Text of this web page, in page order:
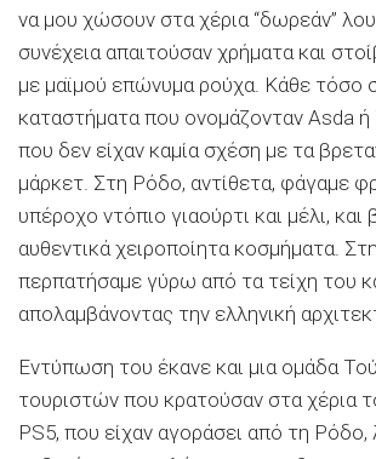
να μου χώσουν στα χέρια “δωρεάν”
συνέχεια απαιτούσαν χρήματα και
με μαϊμού επώνυμα ρούχα. Κάθε τόσο
καταστήματα που ονομάζονταν Asda
που δεν είχαν καμία σχέση με τα
μάρκετ. Στη Ρόδο, αντίθετα, φάγαμε
υπέροχο ντόπιο γιαούρτι και μέλι, και
αυθεντικά χειροποίητα κοσμήματα.
περπατήσαμε γύρω από τα τείχη του
απολαμβάνοντας την ελληνική
Εντύπωση του έκανε και μια ομάδα
τουριστών που κρατούσαν στα χέρια
PS5, που είχαν αγοράσει από τη